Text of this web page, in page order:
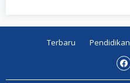
Terbaru Pendidikan